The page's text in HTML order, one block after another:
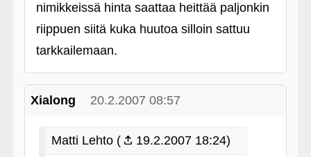
nimikkeissä hinta saattaa heittää paljonkin
riippuen siitä kuka huutoa silloin sattuu
tarkkailemaan.
Xialong 20.2.2007 08:57
Matti Lehto ( 19.2.2007 18:24)